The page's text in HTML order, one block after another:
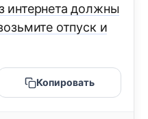
интернета должны
отпуск и
Копировать